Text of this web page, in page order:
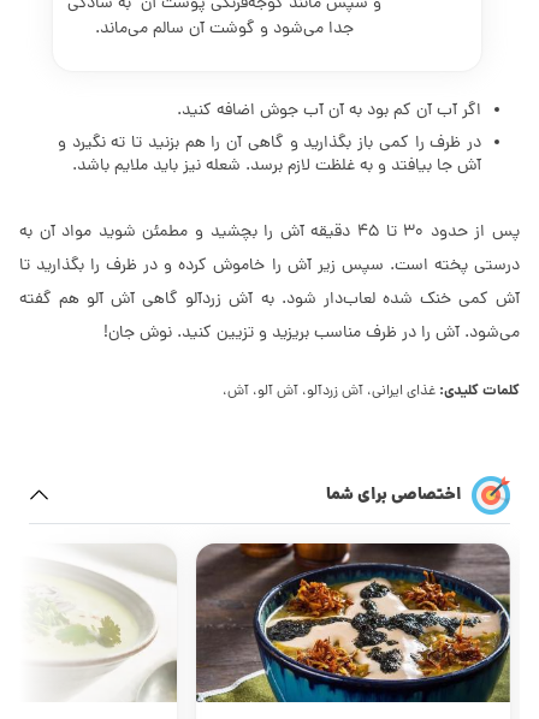
جدا می‌شود و گوشت آن سالم می‌ماند.
اگر آب آن کم بود به آن آب جوش اضافه کنید.
در ظرف را کمی باز بگذارید و گاهی آن را هم بزنید تا ته نگیرد و
آش جا بیافتد و به غلظت لازم برسد. شعله نیز باید ملایم باشد.
پس از حدود 30 تا 45 دقیقه آش را بچشید و مطمئن شوید مواد آن به
درستی پخته است. سپس زیر آش را خاموش کرده و در ظرف را بگذارید تا
آش کمی خنک شده لعاب‌دار شود. به آش زردآلو گاهی آش آلو هم گفته
می‌شود. آش را در ظرف مناسب بریزید و تزیین کنید. نوش جان!
کلمات کلیدی: غذای ایرانی، آش زردآلو، آش آلو، آش،
اختصاصی برای شما